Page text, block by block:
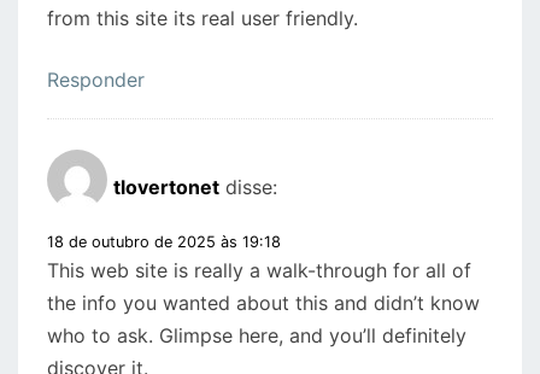
from this site its real user friendly.
Responder
tlovertonet disse:
18 de outubro de 2025 às 19:18
This web site is really a walk-through for all of
the info you wanted about this and didn’t know
who to ask. Glimpse here, and you’ll definitely
discover it.